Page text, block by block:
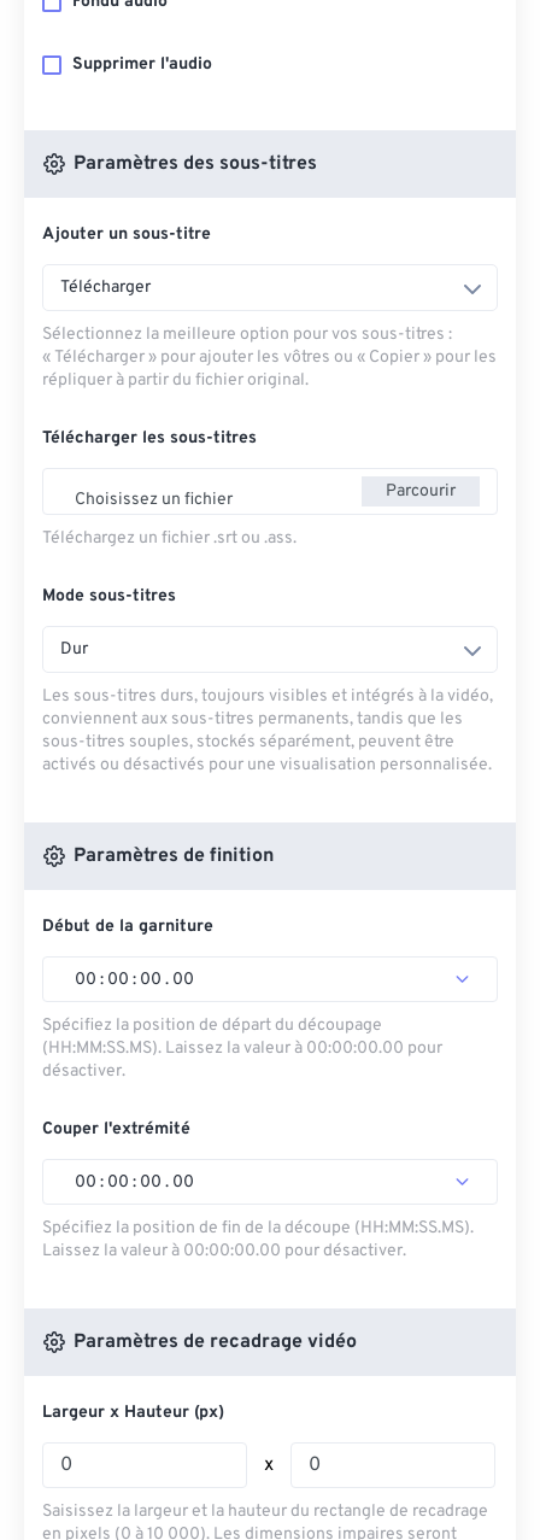
Supprimer l'audio
Paramètres des sous-titres
Ajouter un sous-titre
Télécharger
Sélectionnez la meilleure option pour vos sous-titres :
« Télécharger » pour ajouter les vôtres ou « Copier » pour les
répliquer à partir du fichier original.
Télécharger les sous-titres
Choisissez un fichier Parcourir
Téléchargez un fichier .srt ou .ass.
Mode sous-titres
Dur
Les sous-titres durs, toujours visibles et intégrés à la vidéo,
conviennent aux sous-titres permanents, tandis que les
sous-titres souples, stockés séparément, peuvent être
activés ou désactivés pour une visualisation personnalisée.
Paramètres de finition
Début de la garniture
00 : 00 : 00 . 00
Spécifiez la position de départ du découpage
(HH:MM:SS.MS). Laissez la valeur à 00:00:00.00 pour
désactiver.
Couper l'extrémité
00 : 00 : 00 . 00
Spécifiez la position de fin de la découpe (HH:MM:SS.MS).
Laissez la valeur à 00:00:00.00 pour désactiver.
Paramètres de recadrage vidéo
Largeur x Hauteur (px)
x
Saisissez la largeur et la hauteur du rectangle de recadrage
en pixels (0 à 10 000). Les dimensions impaires seront